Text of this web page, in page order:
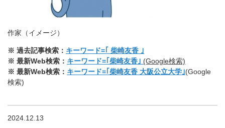
作家（イメージ）
※ 過去記事検索： キーワード=｢ 柴崎友香 ｣
※ 最新Web検索： キーワード=｢柴崎友香｣ (Google検索)
※ 最新Web検索： キーワード=｢柴崎友香 大阪公立大学｣(Google
検索)
2024.12.13